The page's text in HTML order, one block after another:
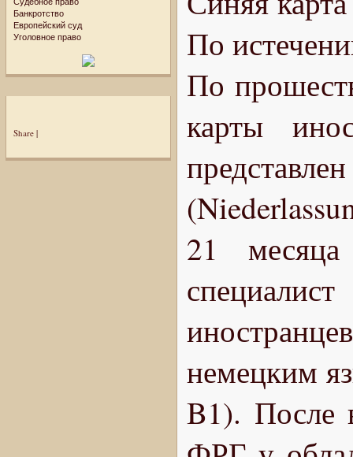
Банкротство
Европейский суд
Уголовное право
Share |
По
По
карты
21
немецким
B1). После